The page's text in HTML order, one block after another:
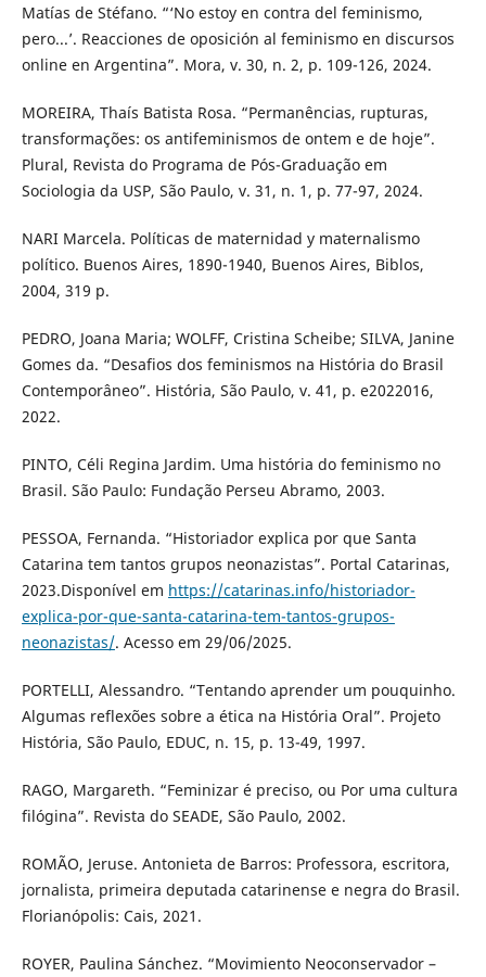
Matías de Stéfano. “‘No estoy en contra del feminismo,
pero...’. Reacciones de oposición al feminismo en discursos
online en Argentina”. Mora, v. 30, n. 2, p. 109-126, 2024.
MOREIRA, Thaís Batista Rosa. “Permanências, rupturas,
transformações: os antifeminismos de ontem e de hoje”.
Plural, Revista do Programa de Pós-Graduação em
Sociologia da USP, São Paulo, v. 31, n. 1, p. 77-97, 2024.
NARI Marcela. Políticas de maternidad y maternalismo
político. Buenos Aires, 1890-1940, Buenos Aires, Biblos,
2004, 319 p.
PEDRO, Joana Maria; WOLFF, Cristina Scheibe; SILVA, Janine
Gomes da. “Desafios dos feminismos na História do Brasil
Contemporâneo”. História, São Paulo, v. 41, p. e2022016,
2022.
PINTO, Céli Regina Jardim. Uma história do feminismo no
Brasil. São Paulo: Fundação Perseu Abramo, 2003.
PESSOA, Fernanda. “Historiador explica por que Santa
Catarina tem tantos grupos neonazistas”. Portal Catarinas,
2023.Disponível em https://catarinas.info/historiador-
explica-por-que-santa-catarina-tem-tantos-grupos-
neonazistas/. Acesso em 29/06/2025.
PORTELLI, Alessandro. “Tentando aprender um pouquinho.
Algumas reflexões sobre a ética na História Oral”. Projeto
História, São Paulo, EDUC, n. 15, p. 13-49, 1997.
RAGO, Margareth. “Feminizar é preciso, ou Por uma cultura
filógina”. Revista do SEADE, São Paulo, 2002.
ROMÃO, Jeruse. Antonieta de Barros: Professora, escritora,
jornalista, primeira deputada catarinense e negra do Brasil.
Florianópolis: Cais, 2021.
ROYER, Paulina Sánchez. “Movimiento Neoconservador –